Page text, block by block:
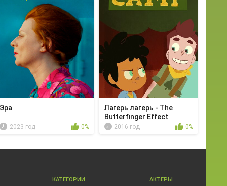
Эра
2023 год 0%
Лагерь лагерь - The
Butterfinger Effect
2016 год 0%
КАТЕГОРИИ АКТЕРЫ